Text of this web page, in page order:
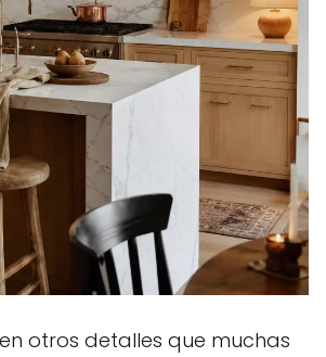
otros detalles que muchas